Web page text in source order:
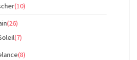
(10)
(26)
(7)
(8)